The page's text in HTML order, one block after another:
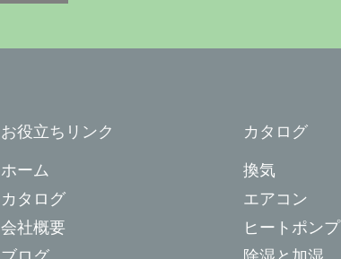
お役立ちリンク
ホーム
カタログ
会社概要
カタログ
換気
エアコン
ヒートポンプ